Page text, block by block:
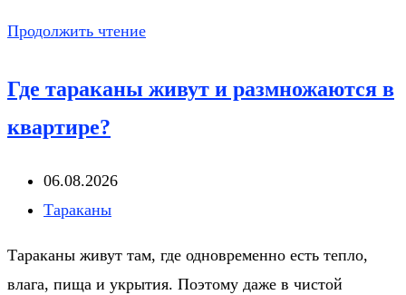
Продолжить чтениеУмеют
тараканы
Где тараканы живут и размножаются в
квартире?
Запись
опубликована:
06.08.2026
Рубрика
Тараканы
Тараканы живут там, где одновременно есть тепло,
влага, пища и укрытия. Поэтому даже в чистой